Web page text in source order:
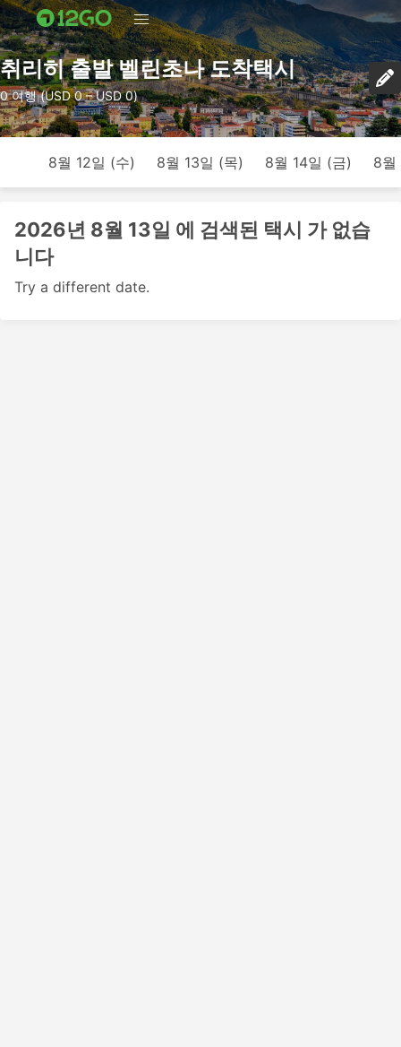
취리히 출발 벨린초나 도착택시
0 여행 (USD 0 – USD 0)
8월 12일 (수) 8월 13일 (목) 8월 14일 (금) 8월
2026년 8월 13일 에 검색된 택시 가 없습
니다
Try a different date.